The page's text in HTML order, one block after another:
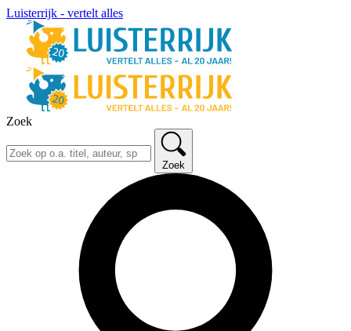
Luisterrijk - vertelt alles
Zoek
Zoek